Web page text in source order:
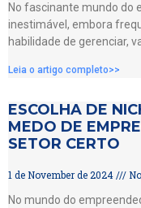
No fascinante mundo do
inestimável, embora
habilidade de gerenciar,
Leia o artigo completo>>
ESCOLHA DE
MEDO DE
SETOR CERTO
1 de November de 2024
No mundo do